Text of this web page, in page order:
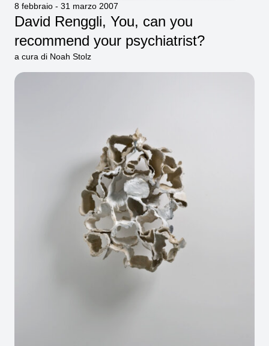
8 febbraio - 31 marzo 2007
David Renggli, You, can you
recommend your psychiatrist?
a cura di Noah Stolz